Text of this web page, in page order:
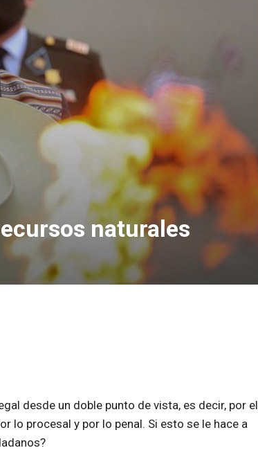
naturales
desde un doble punto de vista, es decir, por el
lo procesal y por lo penal. Si esto se le hace a